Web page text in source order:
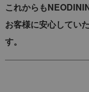
これからも
お客様に安心してい
す。